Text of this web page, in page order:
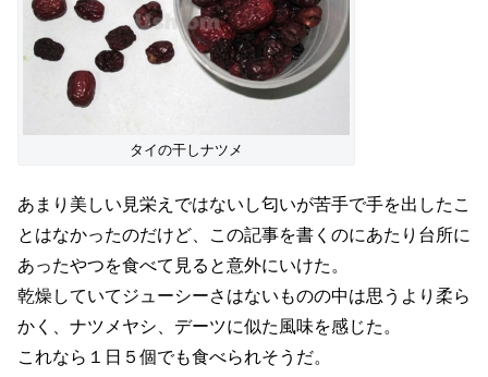
タイの干しナツメ
あまり美しい見栄えではないし匂いが苦手で手を出したこ
とはなかったのだけど、この記事を書くのにあたり台所に
あったやつを食べて見ると意外にいけた。
乾燥していてジューシーさはないものの中は思うより柔ら
かく、ナツメヤシ、デーツに似た風味を感じた。
これなら１日５個でも食べられそうだ。